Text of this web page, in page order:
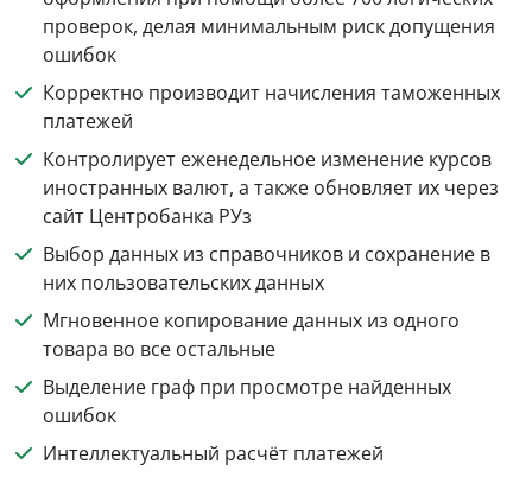
проверок, делая минимальным риск допущения
ошибок
Корректно производит начисления таможенных
платежей
Контролирует еженедельное изменение курсов
иностранных валют, а также обновляет их через
сайт Центробанка РУз
Выбор данных из справочников и сохранение в
них пользовательских данных
Мгновенное копирование данных из одного
товара во все остальные
Выделение граф при просмотре найденных
ошибок
Интеллектуальный расчёт платежей